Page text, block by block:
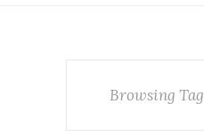
Browsing Tag